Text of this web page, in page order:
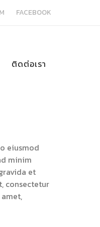
FACEBOOK
ติดต่อเรา
eiusmod
minim
et
consectetur